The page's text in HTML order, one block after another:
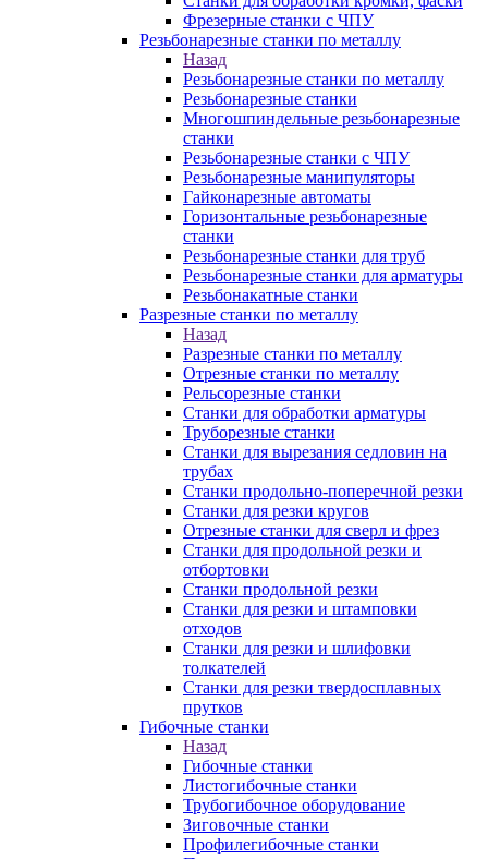
Фрезерные станки с ЧПУ
Резьбонарезные станки по металлу
Назад
Резьбонарезные станки по металлу
Резьбонарезные станки
Многошпиндельные резьбонарезные
станки
Резьбонарезные станки с ЧПУ
Резьбонарезные манипуляторы
Гайконарезные автоматы
Горизонтальные резьбонарезные
станки
Резьбонарезные станки для труб
Резьбонарезные станки для арматуры
Резьбонакатные станки
Разрезные станки по металлу
Назад
Разрезные станки по металлу
Отрезные станки по металлу
Рельсорезные станки
Станки для обработки арматуры
Труборезные станки
Станки для вырезания седловин на
трубаx
Станки продольно-поперечной резки
Станки для резки кругов
Отрезные станки для сверл и фрез
Станки для продольной резки и
отбортовки
Станки продольной резки
Станки для резки и штамповки
отходов
Станки для резки и шлифовки
толкателей
Станки для резки твердосплавных
прутков
Гибочные станки
Назад
Гибочные станки
Листогибочные станки
Трубогибочное оборудование
Зиговочные станки
Профилегибочные станки